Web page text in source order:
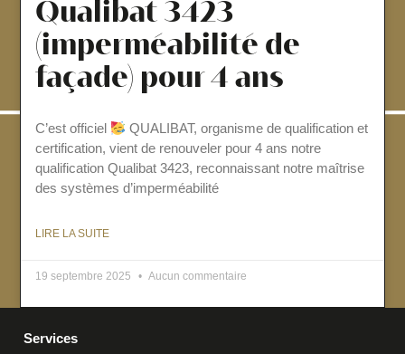
Qualibat 3423
(imperméabilité de
façade) pour 4 ans
C’est officiel
QUALIBAT, organisme de qualification et
certification, vient de renouveler pour 4 ans notre
qualification Qualibat 3423, reconnaissant notre maîtrise
des systèmes d’imperméabilité
LIRE LA SUITE
19 septembre 2025 Aucun commentaire
Services